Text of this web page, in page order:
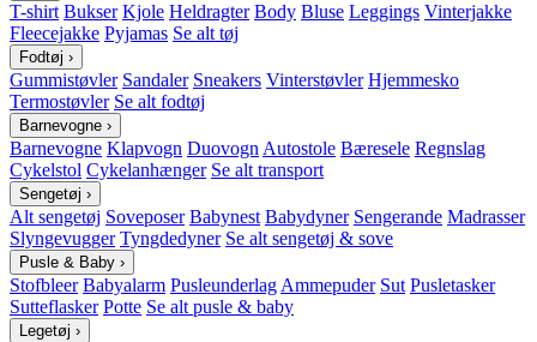
T-shirt Bukser Kjole Heldragter Body Bluse Leggings Vinterjakke
Fleecejakke Pyjamas Se alt tøj
Fodtøj ›
Gummistøvler Sandaler Sneakers Vinterstøvler Hjemmesko
Termostøvler Se alt fodtøj
Barnevogne ›
Barnevogne Klapvogn Duovogn Autostole Bæresele Regnslag
Cykelstol Cykelanhænger Se alt transport
Sengetøj ›
Alt sengetøj Soveposer Babynest Babydyner Sengerande Madrasser
Slyngevugger Tyngdedyner Se alt sengetøj & sove
Pusle & Baby ›
Stofbleer Babyalarm Pusleunderlag Ammepuder Sut Pusletasker
Sutteflasker Potte Se alt pusle & baby
Legetøj ›